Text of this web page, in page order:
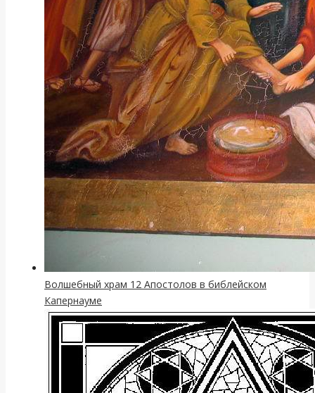
Волшебный храм 12 Апостолов в библейском
Капернауме